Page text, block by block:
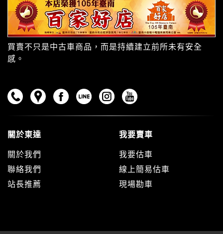
買賣不只是中古車商品，而是持續建立前所未有安全
感。
關於東達
關於我們
聯絡我們
站長推薦
我要賣車
我要估車
線上簡易估車
現場勘車